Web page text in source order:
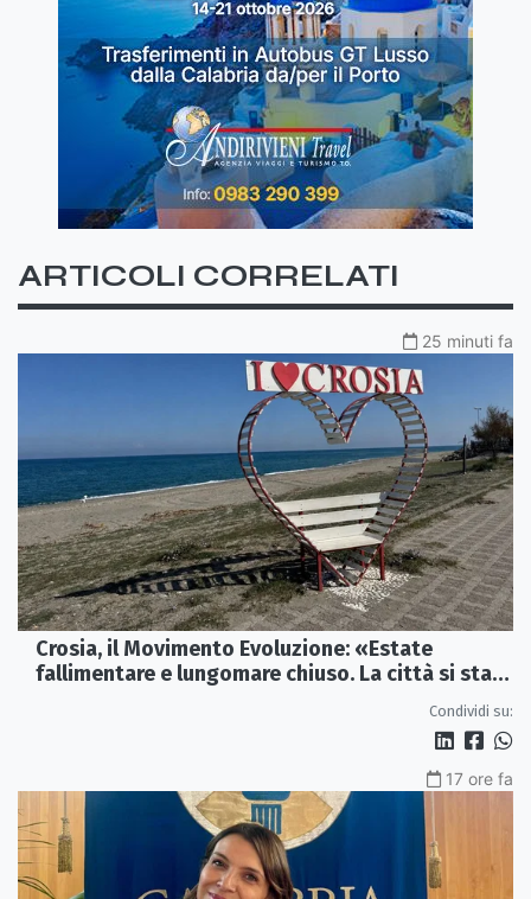
ARTICOLI CORRELATI
25 minuti fa
Crosia, il Movimento Evoluzione: «Estate
fallimentare e lungomare chiuso. La città si sta
Condividi su:
17 ore fa